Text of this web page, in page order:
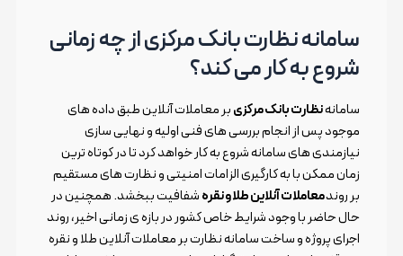
سامانه نظارت بانک مرکزی از چه زمانی
شروع به کار می کند؟
سامانهنظارت بانک مرکزیبر معاملات آنلاین طبق داده های
موجود پس از انجام بررسی های فنی اولیه و نهایی سازی
نیازمندی های سامانه شروع به کار خواهد کرد تا در کوتاه ترین
زمان ممکن با به کارگیری الزامات امنیتی و نظارت های مستقیم
بر روندمعاملات آنلاین طلا و نقرهشفافیت ببخشد. همچنین در
حال حاضر با وجود شرایط خاص کشور در بازه ی زمانی اخیر، روند
اجرای پروژه و ساخت سامانه نظارت بر معاملات آنلاین طلا و نقره